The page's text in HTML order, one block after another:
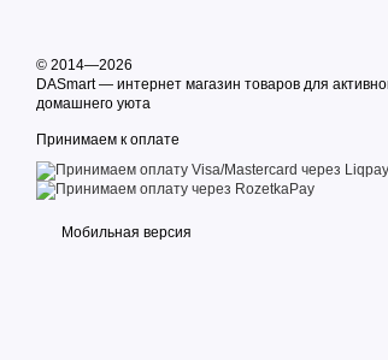
© 2014—2026
DASmart — интернет магазин товаров для
домашнего уюта
Принимаем к оплате
Мобильная версия